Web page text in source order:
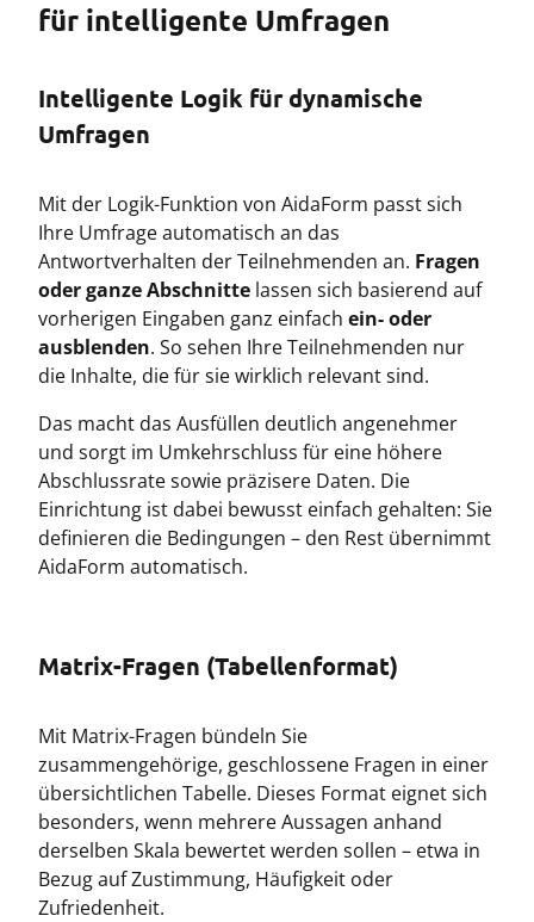
für intelligente Umfragen
Intelligente Logik für dynamische
Umfragen
Mit der Logik-Funktion von AidaForm passt sich
Ihre Umfrage automatisch an das
Antwortverhalten der Teilnehmenden an. Fragen
oder ganze Abschnitte lassen sich basierend auf
vorherigen Eingaben ganz einfach ein- oder
ausblenden. So sehen Ihre Teilnehmenden nur
die Inhalte, die für sie wirklich relevant sind.
Das macht das Ausfüllen deutlich angenehmer
und sorgt im Umkehrschluss für eine höhere
Abschlussrate sowie präzisere Daten. Die
Einrichtung ist dabei bewusst einfach gehalten: Sie
definieren die Bedingungen – den Rest übernimmt
AidaForm automatisch.
Matrix-Fragen (Tabellenformat)
Mit Matrix-Fragen bündeln Sie
zusammengehörige, geschlossene Fragen in einer
übersichtlichen Tabelle. Dieses Format eignet sich
besonders, wenn mehrere Aussagen anhand
derselben Skala bewertet werden sollen – etwa in
Bezug auf Zustimmung, Häufigkeit oder
Zufriedenheit.